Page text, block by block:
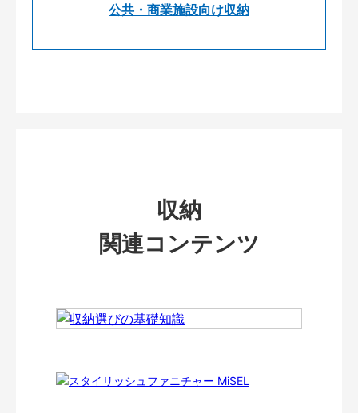
公共・商業施設向け収納
収納
関連コンテンツ